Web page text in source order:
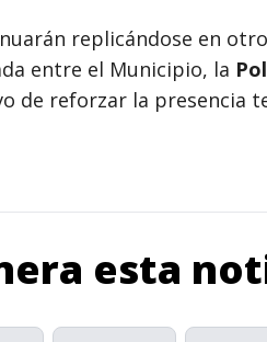
replicándose en
entre el Municipio, la
de reforzar la presencia
esta